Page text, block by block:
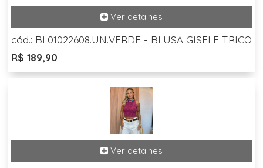
cód.: BL01022608.UN.VERDE - BLUSA GISELE TRICO
R$ 189,90